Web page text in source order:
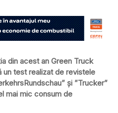
din acest an Green Truck
un test realizat de revistele
și ”Trucker”
mai mic consum de